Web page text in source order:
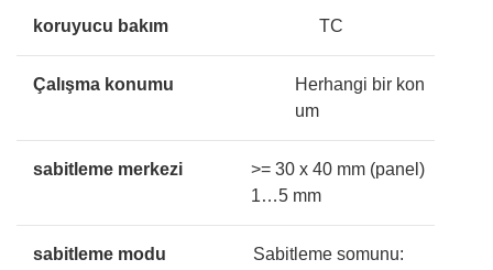
koruyucu bakım TC
Çalışma konumu
Herhangi bir kon
um
sabitleme merkezi
>= 30 x 40 mm (panel)
1…5 mm
sabitleme modu
Sabitleme somunu: